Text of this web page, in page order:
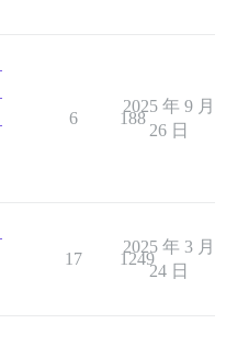
6 188
2025 年 9 月
26 日
17 1249
2025 年 3 月
24 日